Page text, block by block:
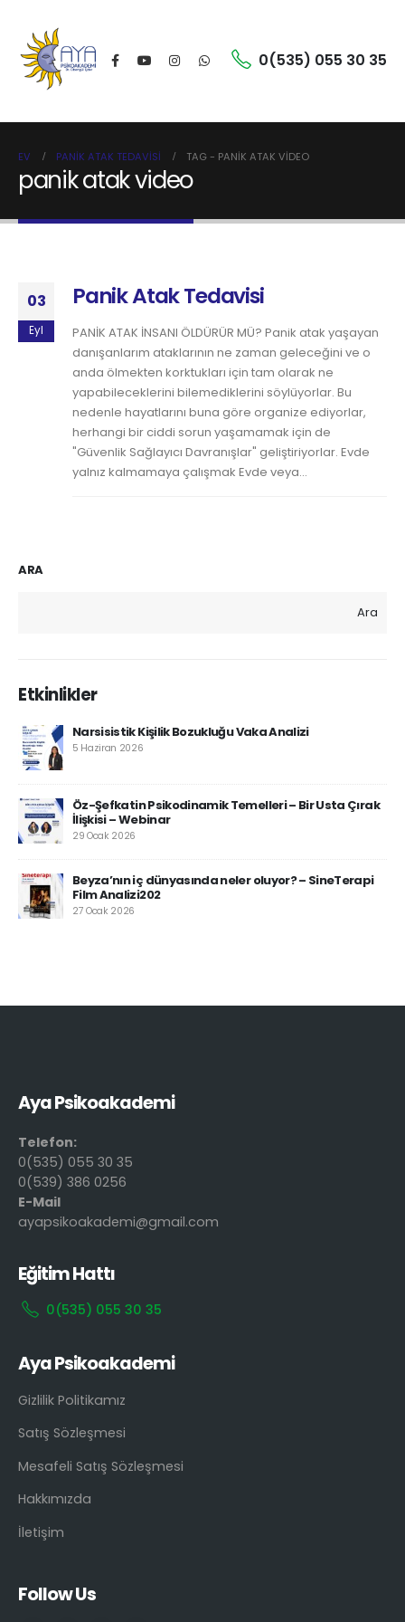
0(535) 055 30 35
EV PANIK ATAK TEDAVISI TAG - PANIK ATAK VIDEO
panik atak video
03
Eyl
Panik Atak Tedavisi
PANİK ATAK İNSANI ÖLDÜRÜR MÜ? Panik atak yaşayan
danışanlarım ataklarının ne zaman geleceğini ve o
anda ölmekten korktukları için tam olarak ne
yapabileceklerini bilemediklerini söylüyorlar. Bu
nedenle hayatlarını buna göre organize ediyorlar,
herhangi bir ciddi sorun yaşamamak için de
"Güvenlik Sağlayıcı Davranışlar" geliştiriyorlar. Evde
yalnız kalmamaya çalışmak Evde veya...
ARA
Ara
Etkinlikler
Narsisistik Kişilik Bozukluğu Vaka Analizi
5 Haziran 2026
Öz-Şefkatin Psikodinamik Temelleri – Bir Usta Çırak
İlişkisi – Webinar
29 Ocak 2026
Beyza’nın iç dünyasında neler oluyor? – SineTerapi
Film Analizi202
27 Ocak 2026
Aya Psikoakademi
Telefon:
0(535) 055 30 35
0(539) 386 0256
E-Mail
ayapsikoakademi@gmail.com
Eğitim Hattı
0(535) 055 30 35
Aya Psikoakademi
Gizlilik Politikamız
Satış Sözleşmesi
Mesafeli Satış Sözleşmesi
Hakkımızda
İletişim
Follow Us